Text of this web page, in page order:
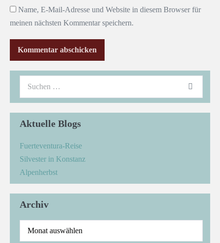
Name, E-Mail-Adresse und Website in diesem Browser für
meinen nächsten Kommentar speichern.
Aktuelle Blogs
Fuerteventura-Reise
Silvester in Konstanz
Alpenherbst
Archiv